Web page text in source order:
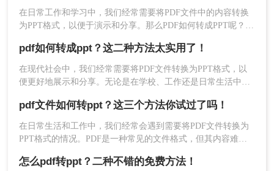
3、上传PDF文件然后点击开始转换。
轻松地完成转换呢，今天小编就给大家地带来了如何免费把pdf
转换成ppt文件方法。
在日常工作和学习中，我们经常需要将PDF文件中的内容转换
为PPT格式，以便于演示和分享。那么PDF如何转成PPT呢？以
pdf如何转成ppt？这二种方法太实用了！
在现代社会中，我们经常需要将PDF文件转换为PPT格式，以
便更好地展示和分享。无论是在学校、工作还是日常生活中，
呢？本文将为大家介绍几种常用的方法，以及一些实用的工具
推荐。
pdf文件如何转ppt？这三个方法你试过了吗！
在日常生活和工作中，我们经常会遇到需要将PDF文件转换为
PPT格式的情况。PDF是一种常见的文件格式，但其内容难以
格式有多种方法，以确保转换的准确性和完整性，下面给大家
怎么pdf转ppt？二种不错的免费方法！